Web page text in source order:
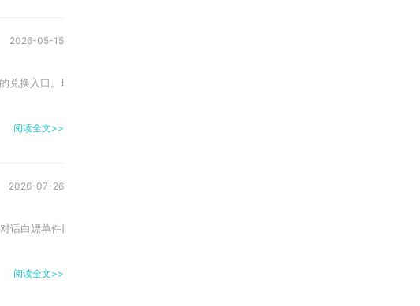
2026-05-15
换入口。玩家登录游戏进入主界面后，可清晰看到右下角标注活动的功能按钮，点击该
阅读全文>>
2026-07-26
白嫖单件四星部件，再搭配合成台还圣奥迹定向兑换补齐缺口部件，结合场景技巧触发
阅读全文>>